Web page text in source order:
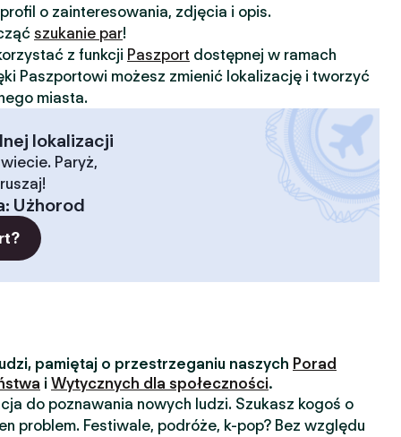
o zainteresowania, zdjęcia i opis.
szukanie par!
z funkcji Paszport dostępnej w ramach
Paszportowi możesz zmienić lokalizację i tworzyć
miasta.
lokalizacji
Paryż,
: Użhorod
pamiętaj o przestrzeganiu naszych Porad
i Wytycznych dla społeczności.
do poznawania nowych ludzi. Szukasz kogoś o
problem. Festiwale, podróże, k-pop? Bez względu